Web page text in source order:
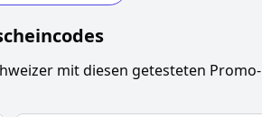
mit diesen getesteten Promo-